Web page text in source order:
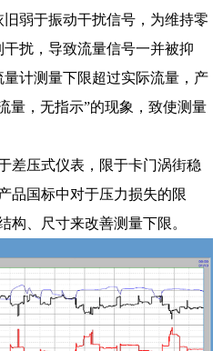
旧弱于振动干扰信号，为维持零
干扰，导致流量信号一并被抑
量计测量下限超过实际流量，产
量，无指示”的现象，致使测量
表，限于卡门涡街稳
品国标中对于压力损失的限
构、尺寸来改善测量下限。